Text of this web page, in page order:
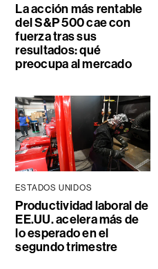
La acción más rentable
del S&P 500 cae con
fuerza tras sus
resultados: qué
preocupa al mercado
ESTADOS UNIDOS
Productividad laboral de
EE.UU. acelera más de
lo esperado en el
segundo trimestre